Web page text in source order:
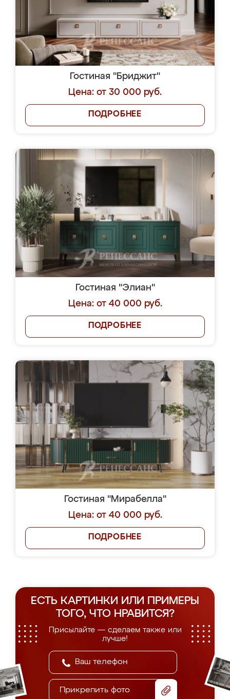
Гостиная "Бриджит"
Цена: от 30 000 руб.
ПОДРОБНЕЕ
Гостиная "Элиан"
Цена: от 40 000 руб.
ПОДРОБНЕЕ
Гостиная "Мирабелла"
Цена: от 40 000 руб.
ПОДРОБНЕЕ
ЕСТЬ КАРТИНКИ ИЛИ ПРИМЕРЫ
ТОГО, ЧТО НРАВИТСЯ?
Присылайте — сделаем также или
лучше!
Прикрепить фото